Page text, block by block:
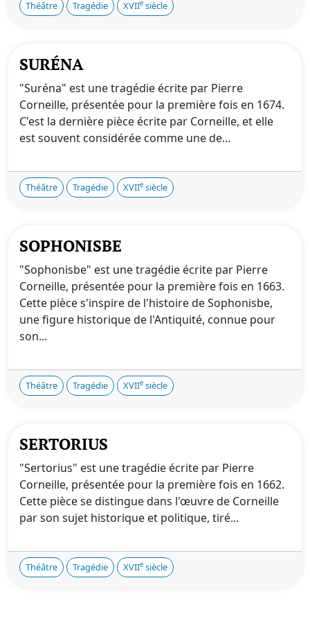
Théâtre Tragédie XVIIe siècle
SURÉNA
"Suréna" est une tragédie écrite par Pierre
Corneille, présentée pour la première fois en 1674.
C'est la dernière pièce écrite par Corneille, et elle
est souvent considérée comme une de...
Théâtre Tragédie XVIIe siècle
SOPHONISBE
"Sophonisbe" est une tragédie écrite par Pierre
Corneille, présentée pour la première fois en 1663.
Cette pièce s'inspire de l'histoire de Sophonisbe,
une figure historique de l'Antiquité, connue pour
son...
Théâtre Tragédie XVIIe siècle
SERTORIUS
"Sertorius" est une tragédie écrite par Pierre
Corneille, présentée pour la première fois en 1662.
Cette pièce se distingue dans l'œuvre de Corneille
par son sujet historique et politique, tiré...
Théâtre Tragédie XVIIe siècle